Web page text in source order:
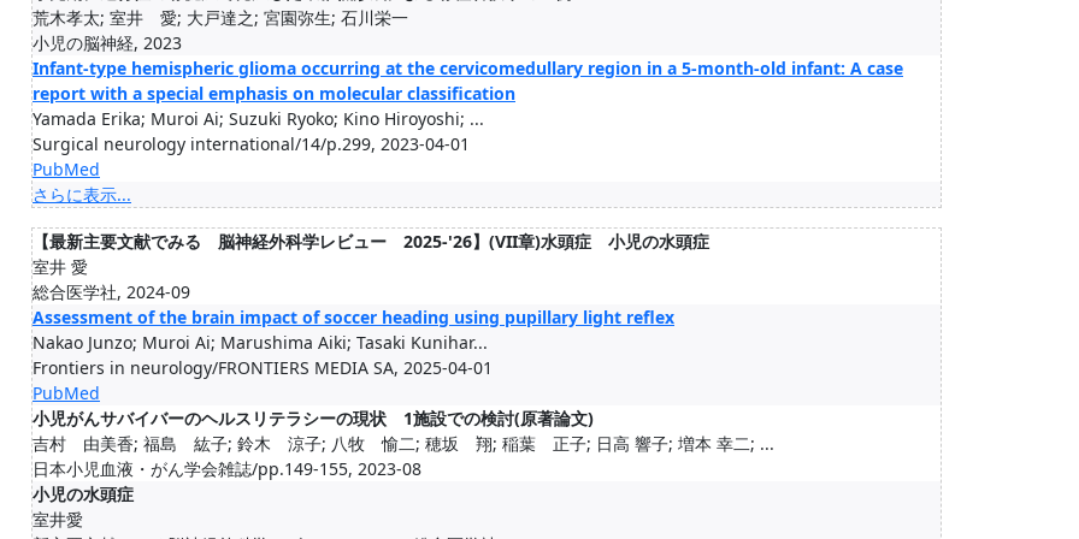
荒木孝太; 室井 愛; 大戸達之; 宮園弥生; 石川栄一
小児の脳神経, 2023
Infant-type hemispheric glioma occurring at the cervicomedullary region in a 5-month-old infant: A case
report with a special emphasis on molecular classification
Yamada Erika; Muroi Ai; Suzuki Ryoko; Kino Hiroyoshi; ...
Surgical neurology international/14/p.299, 2023-04-01
PubMed
さらに表示...
【最新主要文献でみる 脳神経外科学レビュー 2025-'26】(VII章)水頭症 小児の水頭症
室井 愛
総合医学社, 2024-09
Assessment of the brain impact of soccer heading using pupillary light reflex
Nakao Junzo; Muroi Ai; Marushima Aiki; Tasaki Kunihar...
Frontiers in neurology/FRONTIERS MEDIA SA, 2025-04-01
PubMed
小児がんサバイバーのヘルスリテラシーの現状 1施設での検討(原著論文)
吉村 由美香; 福島 紘子; 鈴木 涼子; 八牧 愉二; 穂坂 翔; 稲葉 正子; 日高 響子; 増本 幸二; ...
日本小児血液・がん学会雑誌/pp.149-155, 2023-08
小児の水頭症
室井愛